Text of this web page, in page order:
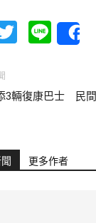
Twitter
Line
3輛復康巴士 民
更多作者